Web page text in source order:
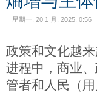
星期一, 20 1 月, 2025, 0:56
政策和文化越
进程中，商业
管者和人民（